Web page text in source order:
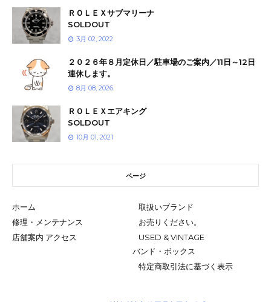
ＲＯＬＥＸサブマリーナ
SOLDOUT
3月 02, 2022
２０２６年８月定休日／駐車場のご案内／11日～12日
連休します。
8月 08, 2026
ＲＯＬＥＸエアキング
SOLDOUT
10月 01, 2021
ページ
ホーム
取扱いブランド
修理・メンテナンス
お売りください。
店舗案内 アクセス
USED & VINTAGE
バンド・ボックス
特定商取引法に基づく表示